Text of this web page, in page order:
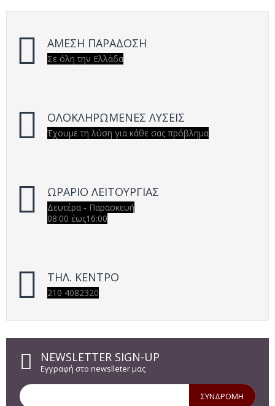
ΑΜΕΣΗ ΠΑΡΑΔΟΣΗ
Σε όλη την Ελλάδα
ΟΛΟΚΛΗΡΩΜΕΝΕΣ ΛΥΣΕΙΣ
Έχουμε τη λύση για κάθε σας πρόβλημα
ΩΡΑΡΙΟ ΛΕΙΤΟΥΡΓΙΑΣ
Δευτέρα - Παρασκευή
08:00 έως16:00
ΤΗΛ. ΚΕΝΤΡΟ
210 4082320
NEWSLETTER SIGN-UP
Εγγραφή στο newslleter μας
ΣΥΝΔΡΟΜΗ